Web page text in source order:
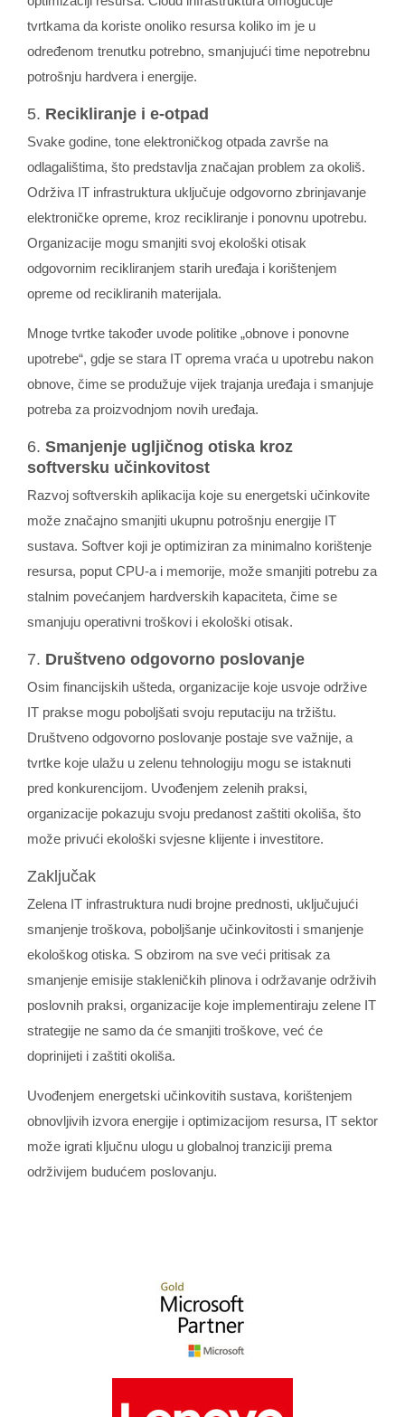
tvrtkama da koriste onoliko resursa koliko im je u
određenom trenutku potrebno, smanjujući time nepotrebnu
potrošnju hardvera i energije.
5. Recikliranje i e-otpad
Svake godine, tone elektroničkog otpada završe na
odlagalištima, što predstavlja značajan problem za okoliš.
Održiva IT infrastruktura uključuje odgovorno zbrinjavanje
elektroničke opreme, kroz recikliranje i ponovnu upotrebu.
Organizacije mogu smanjiti svoj ekološki otisak
odgovornim recikliranjem starih uređaja i korištenjem
opreme od recikliranih materijala.
Mnoge tvrtke također uvode politike „obnove i ponovne
upotrebe“, gdje se stara IT oprema vraća u upotrebu nakon
obnove, čime se produžuje vijek trajanja uređaja i smanjuje
potreba za proizvodnjom novih uređaja.
6. Smanjenje ugljičnog otiska kroz
softversku učinkovitost
Razvoj softverskih aplikacija koje su energetski učinkovite
može značajno smanjiti ukupnu potrošnju energije IT
sustava. Softver koji je optimiziran za minimalno korištenje
resursa, poput CPU-a i memorije, može smanjiti potrebu za
stalnim povećanjem hardverskih kapaciteta, čime se
smanjuju operativni troškovi i ekološki otisak.
7. Društveno odgovorno poslovanje
Osim financijskih ušteda, organizacije koje usvoje održive
IT prakse mogu poboljšati svoju reputaciju na tržištu.
Društveno odgovorno poslovanje postaje sve važnije, a
tvrtke koje ulažu u zelenu tehnologiju mogu se istaknuti
pred konkurencijom. Uvođenjem zelenih praksi,
organizacije pokazuju svoju predanost zaštiti okoliša, što
može privući ekološki svjesne klijente i investitore.
Zaključak
Zelena IT infrastruktura nudi brojne prednosti, uključujući
smanjenje troškova, poboljšanje učinkovitosti i smanjenje
ekološkog otiska. S obzirom na sve veći pritisak za
smanjenje emisije stakleničkih plinova i održavanje održivih
poslovnih praksi, organizacije koje implementiraju zelene IT
strategije ne samo da će smanjiti troškove, već će
doprinijeti i zaštiti okoliša.
Uvođenjem energetski učinkovitih sustava, korištenjem
obnovljivih izvora energije i optimizacijom resursa, IT sektor
može igrati ključnu ulogu u globalnoj tranziciji prema
održivijem budućem poslovanju.